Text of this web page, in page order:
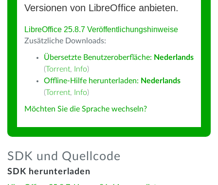
Versionen von LibreOffice anbieten.
LibreOffice 25.8.7 Veröffentlichungshinweise
Zusätzliche Downloads:
Übersetzte Benutzeroberfläche: Nederlands
(Torrent, Info)
Offline-Hilfe herunterladen: Nederlands
(Torrent, Info)
Möchten Sie die Sprache wechseln?
SDK und Quellcode
SDK herunterladen